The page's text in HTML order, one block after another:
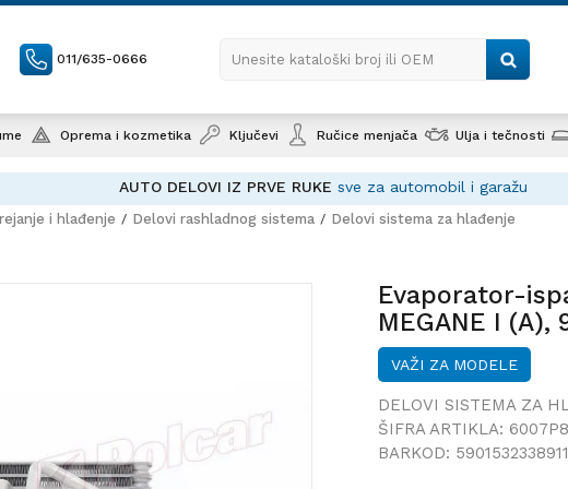
011/635-0666 Unesite kataloški broj ili OEM
Oprema i kozmetika Ključevi Ručice menjača Ulja i tečnosti
AUTO DELOVI IZ PRVE RUKE sve za automobil i garažu
i hlađenje Delovi rashladnog sistema Delovi sistema za hlađenje
(M),
99;
Evaporator-
MEGANE I
MEGANE
VAŽI ZA MODELE
DELOVI SISTEMA ZA
ŠIFRA ARTIKLA:
BARKOD: 5901532338911